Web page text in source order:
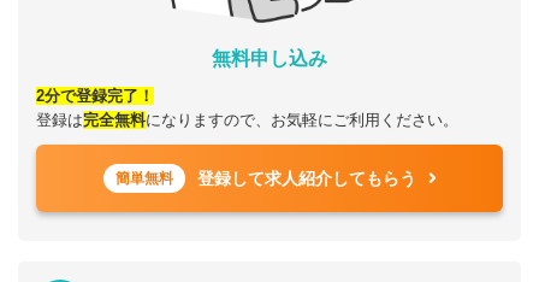
無料申し込み
2分で登録完了！
登録は完全無料になりますので、お気軽にご利用ください。
簡単無料 登録して求人紹介してもらう